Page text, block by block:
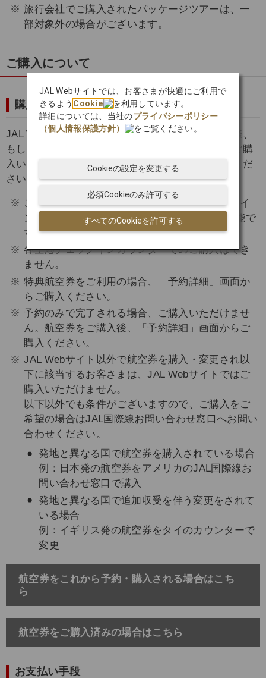
旅行会社でご購入されたパッケージツアーは、一
部対象外の場合がございます。
ご購入について
購入方法
JAL Webサイトで予約と同時に航空券をご購入の際、
もしくは航空券ご購入後に「予約詳細」画面よりご購
入いただけます。お申し込み方法は以下をご確認くだ
さい。
ご購入はチェックイン前（オンラインチェックイ
ンを含む）および国際線出発の1時間前まで可能で
す。
各空港チェックインカウンターでのご購入はでき
ません。
特典航空券をご利用の場合、「予約詳細」画面か
らご購入ください。
予約のみで完了される場合、ご購入いただけませ
ん。航空券をご購入後、「予約詳細」画面からご
購入ください。
JAL Webサイト以外で航空券を購入・変更され以
下に該当するお客さまは、JAL Webサイトではご
購入いただけません。
以下以外でも条件がございますので、ご購入をご
希望の場合はJAL国際線お問い合わせ窓口へお問い
合わせください。
発地と異なる国で航空券を購入されている場合
例：日本発の航空券をアメリカのJAL国際線お
問い合わせ窓口で購入
発地と異なる国で追加収受を伴う変更をされて
いる場合
例：イギリス発の航空券をタイのカウンターで
変更
航空券をこれから予約・購入される場合はこち
ら
航空券をご購入済みの場合はこちら
お支払い手段
JAL Webサイトでは、お客さまが快適にご利用で
きるようCookie
を利用しています。
詳細については、当社のプライバシーポリシー
（個人情報保護方針）
をご覧ください。
すべてのCookieを許可する
必須Cookieのみ許可する
Cookieの設定を変更する